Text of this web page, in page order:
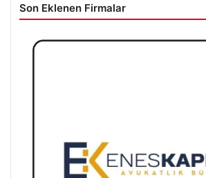
Son Eklenen Firmalar